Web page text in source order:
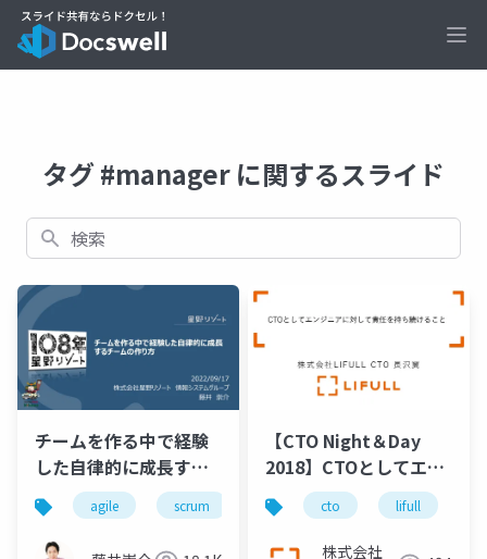
タグ #manager に関するスライド
検索
チームを作る中で経験
した自律的に成長する
チームの作り方
agile scrum scrumfest mikawa
【CTO Night＆Day
2018】CTOとしてエン
ジニアに対して責任を
持ち続けること
cto lifull
株式会社